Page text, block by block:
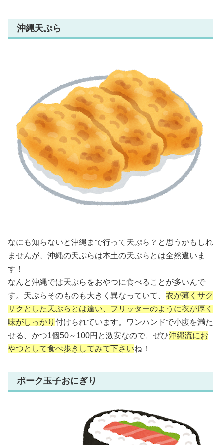
沖縄天ぷら
なにも知らないと沖縄まで行って天ぷら？と思うかもしれ
ませんが、沖縄の天ぷらは本土の天ぷらとは全然違いま
す！
なんと沖縄では天ぷらをおやつに食べることが多いんで
す。天ぷらそのものも大きく異なっていて、 衣が薄くサク
サクとした天ぷらとは違い、フリッターのように衣が厚く
味がしっかり 付けられています。ワンハンドで小腹を満た
せる、かつ1個50～100円と激安なので、ぜひ沖縄流にお
やつとして食べ歩きしてみて下さいね！
ポーク玉子おにぎり